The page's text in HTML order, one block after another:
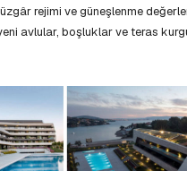
rejimi ve güneşlenme
avlular, boşluklar ve teras